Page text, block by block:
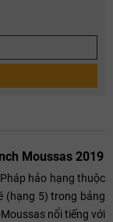
Moussas 2019
hảo hạng thuộc
(hạng 5) trong bảng
nổi tiếng với